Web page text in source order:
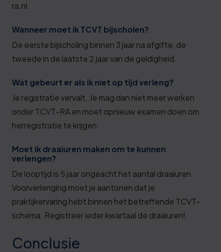
ra.nl.
Wanneer moet ik TCVT bijscholen?
De eerste bijscholing binnen 3 jaar na afgifte, de
tweede in de laatste 2 jaar van de geldigheid.
Wat gebeurt er als ik niet op tijd verleng?
Je registratie vervalt. Je mag dan niet meer werken
onder TCVT-RA en moet opnieuw examen doen om
herregistratie te krijgen.
Moet ik draaiuren maken om te kunnen
verlengen?
De looptijd is 5 jaar ongeacht het aantal draaiuren.
Voorverlenging moet je aantonen dat je
praktijkervaring hebt binnen het betreffende TCVT-
schema. Registreer ieder kwartaal de draaiuren!
Conclusie